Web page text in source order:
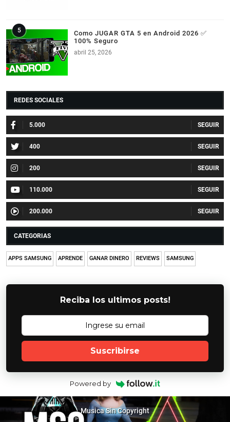
Como JUGAR GTA 5 en Android 2026 ✅
100% Seguro
abril 25, 2026
REDES SOCIALES
5.000
400
200
110.000
200.000
CATEGORIAS
APPS SAMSUNG APRENDE GANAR DINERO REVIEWS SAMSUNG
Reciba los ultimos posts!
Suscribirse
Powered by
Musica Sin Copyright